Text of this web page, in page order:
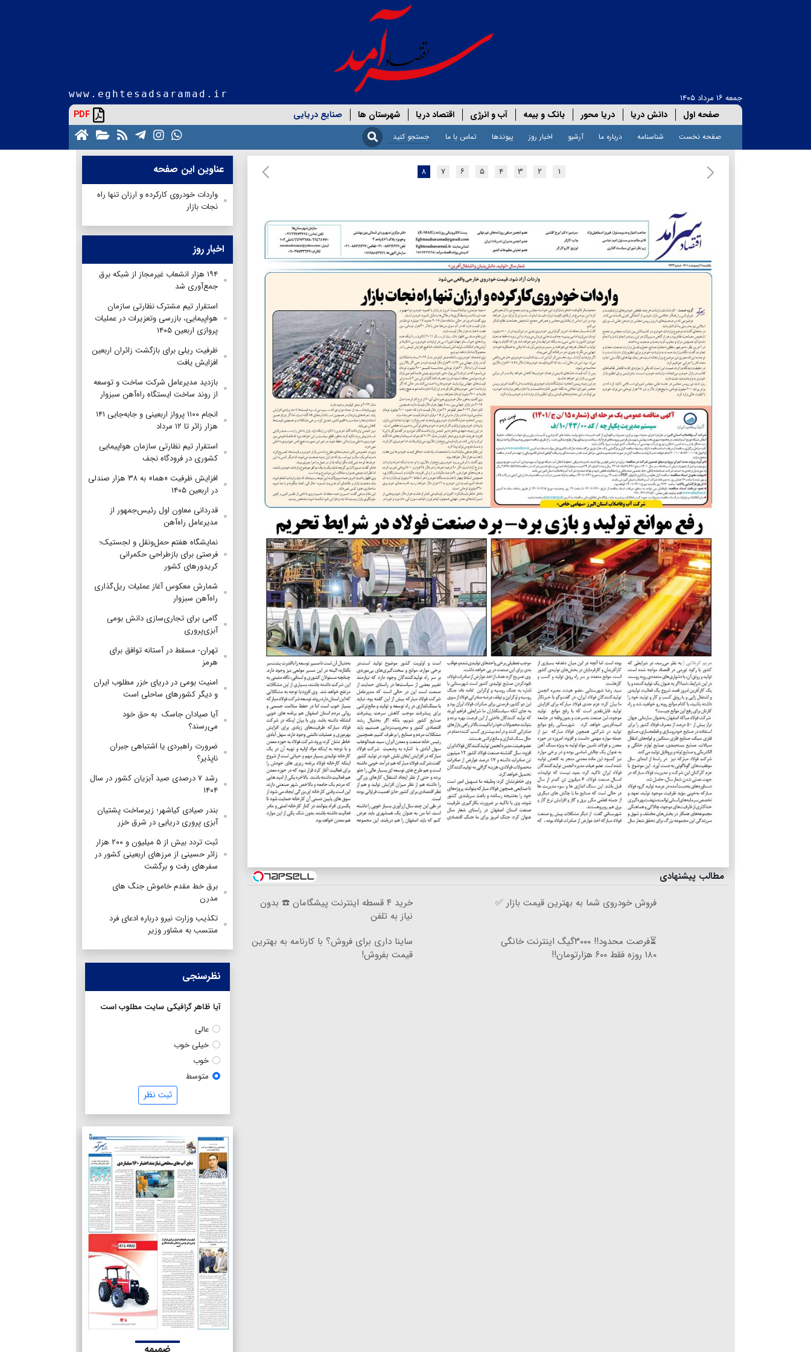
جمعه ۱۶ مرداد ۱۴۰۵ www.eghtesadsaramad.ir
صفحه اول دانش دریا دریا محور بانک و بیمه آب و انرژی اقتصاد دریا شهرستان ها صنایع دریایی PDF
صفحه نخست شناسنامه درباره ما آرشیو اخبار روز پیوندها تماس با ما
۱ ۲ ۳ ۴ ۵ ۶ ۷ ۸
مطالب پیشنهادی
فروش خودروی شما به بهترین قیمت بازار ✅
خرید ۴ قسطه اینترنت پیشگامان ☎️ بدون
نیاز به تلفن
⏳فرصت محدود!! ۳۰۰۰گیگ اینترنت خانگی
۱۸۰ روزه فقط ۶۰۰ هزارتومان!!
ساینا داری برای فروش؟ با کارنامه به بهترین
قیمت بفروش!
عناوین این صفحه
واردات خودروی کارکرده و ارزان تنها راه
نجات بازار
اخبار روز
۱۹۴ هزار انشعاب غیرمجاز از شبکه برق
جمع‌آوری شد
استقرار تیم مشترک نظارتی سازمان
هواپیمایی، بازرسی وتعزیرات در عملیات
پروازی اربعین ۱۴۰۵
ظرفیت ریلی برای بازگشت زائران اربعین
افزایش یافت
بازدید مدیرعامل شرکت ساخت و توسعه
از روند ساخت ایستگاه راه‌آهن سبزوار
انجام ۱۱۰۰ پرواز اربعینی و جابه‌جایی ۱۴۱
هزار زائر تا ۱۲ مرداد
استقرار تیم‌ نظارتی سازمان هواپیمایی
کشوری در فرودگاه نجف
افزایش ظرفیت «هما» به ۳۸ هزار صندلی
در اربعین ۱۴۰۵
قدردانی معاون اول رئیس‌جمهور از
مدیرعامل راه‌آهن
نمایشگاه هفتم حمل‌ونقل و لجستیک؛
فرصتی برای بازطراحی حکمرانی
کریدورهای کشور
شمارش معکوس آغاز عملیات ریل‌گذاری
راه‌آهن سبزوار
گامی برای تجاری‌سازی دانش بومی
آبزی‌پروری
تهران- مسقط در آستانه توافق برای
هرمز
امنیت بومی در دریای خزر مطلوب ایران
و دیگر کشورهای ساحلی است
آیا صیادان جاسک به حق خود
می‌رسند؟
ضرورت راهبردی یا اشتباهی جبران
ناپذیر؟
رشد ۷ درصدی صید آبزیان کشور در سال
۱۴۰۴
بندر صیادی کیاشهر؛ زیرساخت پشتیان
آبزی پروری دریایی در شرق خزر
ثبت تردد بیش از ۵ میلیون و ۲۰۰ هزار
زائر حسینی از مرزهای اربعینی کشور در
سفرهای رفت و برگشت
برق خط مقدم خاموش جنگ های
مدرن
تکذیب وزارت نیرو درباره ادعای فرد
منتسب به مشاور وزیر
نظرسنجی
آیا ظاهر گرافیکی سایت مطلوب است
عالی
خیلی خوب
خوب
متوسط
ثبت نظر